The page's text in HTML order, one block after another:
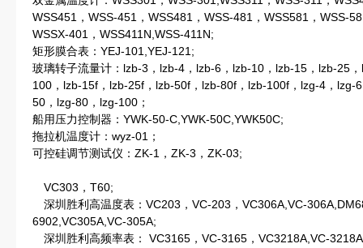
WSS451，WSS-451，WSS481，WSS-481，WSS581，WSS-
WSSX-401，WSS411N,WSS-411N;
矩形膜合表：YEJ-101,YEJ-121;
玻璃转子流量计：lzb-3，lzb-4，lzb-6，lzb-10，lzb-15，lzb-25
100，lzb-15f，lzb-25f，lzb-50f，lzb-80f，lzb-100f，lzg-4，lzg-
50，lzg-80，lzg-100；
船用压力控制器：YWK-50-C,YWK-50C,YWK50C;
拖拉机温度计：wyz-01；
可控硅调节测试仪：ZK-1，ZK-3，ZK-03;
VC303，T60;
深圳胜利高温度表：VC203，VC-203，VC306A,VC-
6902,VC305A,VC-305A;
深圳胜利高频率表： VC3165，VC-3165，VC3218A,VC-